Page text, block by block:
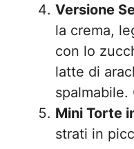
Versione
la crema,
con lo
latte di
Mini Torte
strati in